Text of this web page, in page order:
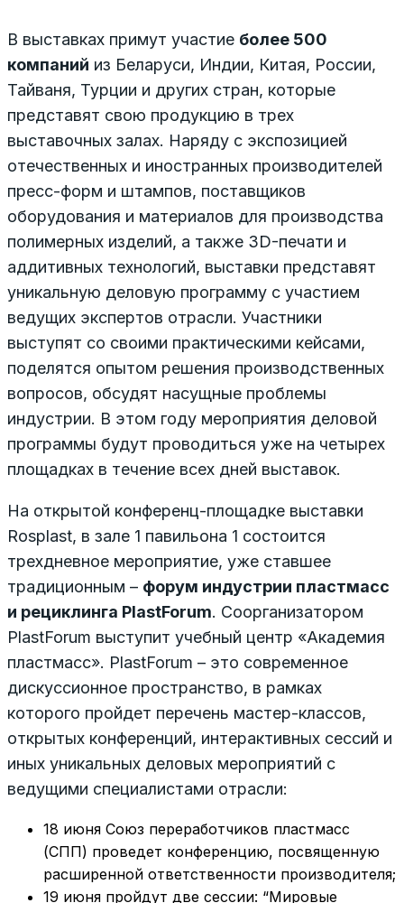
В выставках примут участие более 500
компаний из Беларуси, Индии, Китая, России,
Тайваня, Турции и других стран, которые
представят свою продукцию в трех
выставочных залах. Наряду с экспозицией
отечественных и иностранных производителей
пресс-форм и штампов, поставщиков
оборудования и материалов для производства
полимерных изделий, а также 3D-печати и
аддитивных технологий, выставки представят
уникальную деловую программу с участием
ведущих экспертов отрасли. Участники
выступят со своими практическими кейсами,
поделятся опытом решения производственных
вопросов, обсудят насущные проблемы
индустрии. В этом году мероприятия деловой
программы будут проводиться уже на четырех
площадках в течение всех дней выставок.
На открытой конференц-площадке выставки
Rosplast, в зале 1 павильона 1 состоится
трехдневное мероприятие, уже ставшее
традиционным – форум индустрии пластмасс
и рециклинга PlastForum. Соорганизатором
PlastForum выступит учебный центр «Академия
пластмасс». PlastForum – это современное
дискуссионное пространство, в рамках
которого пройдет перечень мастер-классов,
открытых конференций, интерактивных сессий и
иных уникальных деловых мероприятий с
ведущими специалистами отрасли:
18 июня Союз переработчиков пластмасс
(СПП) проведет конференцию, посвященную
расширенной ответственности производителя;
19 июня пройдут две сессии: “Мировые